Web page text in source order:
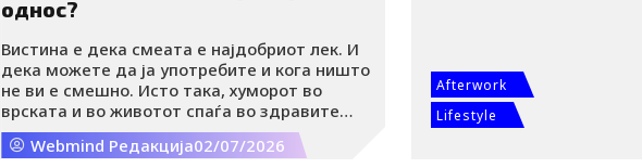
однос?
Вистина е дека смеата е најдобриот лек. И
дека можете да ја употребите и кога ништо
не ви е смешно. Исто така, хуморот во
врската и во животот спаѓа во здравите
одбранбени механизми. Добро е да се
согледа смешната страна на драмата, да
Webmind Редакција02/07/2026
Afterwork
Lifestyle